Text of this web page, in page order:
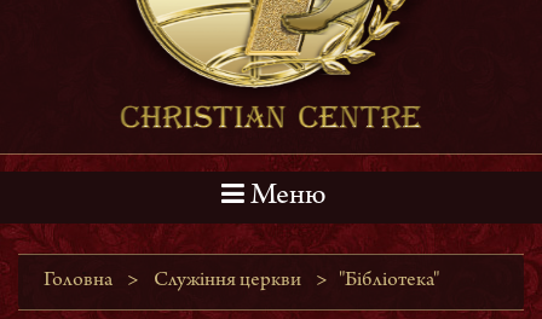
Меню
Головна > Служіння церкви > "Бібліотека"